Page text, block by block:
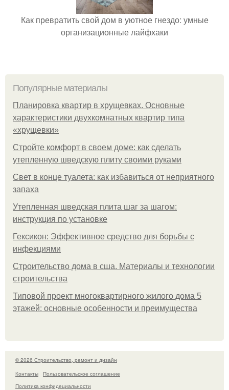
Как превратить свой дом в уютное гнездо: умные
организационные лайфхаки
Популярные материалы
Планировка квартир в хрущевках. Основные
характеристики двухкомнатных квартир типа
«хрущевки»
Стройте комфорт в своем доме: как сделать
утепленную шведскую плиту своими руками
Свет в конце туалета: как избавиться от неприятного
запаха
Утепленная шведская плита шаг за шагом:
инструкция по установке
Гексикон: Эффективное средство для борьбы с
инфекциями
Строительство дома в сша. Материалы и технологии
строительства
Типовой проект многоквартирного жилого дома 5
этажей: основные особенности и преимущества
© 2026 Строительство, ремонт и дизайн
Контакты
Пользовательское соглашение
Политика конфидециальности